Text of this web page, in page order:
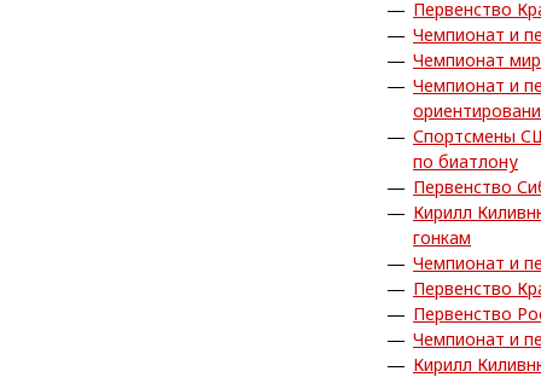
Первенство
Чемпионат и
Чемпионат
Чемпионат и
Спортсмены
по биатлону
Первенство
Кирилл
гонкам
Чемпионат и
Первенство
Первенство
Чемпионат и
Кирилл